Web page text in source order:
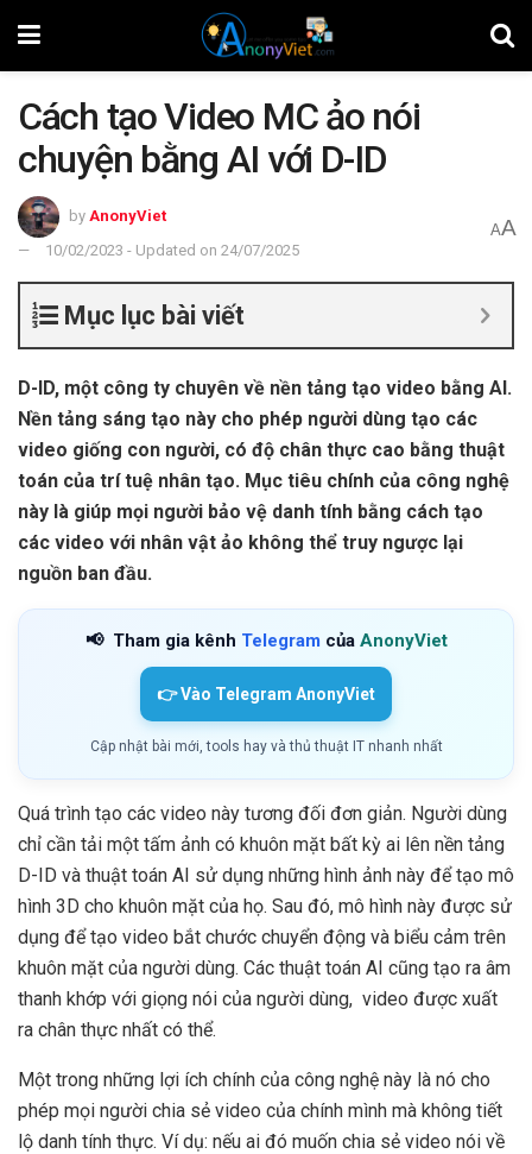
Cách tạo Video MC ảo nói
chuyện bằng AI với D-ID
by AnonyViet
10/02/2023 - Updated on 24/07/2025
AA
Mục lục bài viết
D-ID, một công ty chuyên về nền tảng tạo video bằng AI.
Nền tảng sáng tạo này cho phép người dùng tạo các
video giống con người, có độ chân thực cao bằng thuật
toán của trí tuệ nhân tạo. Mục tiêu chính của công nghệ
này là giúp mọi người bảo vệ danh tính bằng cách tạo
các video với nhân vật ảo không thể truy ngược lại
nguồn ban đầu.
📢 Tham gia kênh Telegram của AnonyViet
👉 Vào Telegram AnonyViet
Cập nhật bài mới, tools hay và thủ thuật IT nhanh nhất
Quá trình tạo các video này tương đối đơn giản. Người dùng
chỉ cần tải một tấm ảnh có khuôn mặt bất kỳ ai lên nền tảng
D-ID và thuật toán AI sử dụng những hình ảnh này để tạo mô
hình 3D cho khuôn mặt của họ. Sau đó, mô hình này được sử
dụng để tạo video bắt chước chuyển động và biểu cảm trên
khuôn mặt của người dùng. Các thuật toán AI cũng tạo ra âm
thanh khớp với giọng nói của người dùng, video được xuất
ra chân thực nhất có thể.
Một trong những lợi ích chính của công nghệ này là nó cho
phép mọi người chia sẻ video của chính mình mà không tiết
lộ danh tính thực. Ví dụ: nếu ai đó muốn chia sẻ video nói về